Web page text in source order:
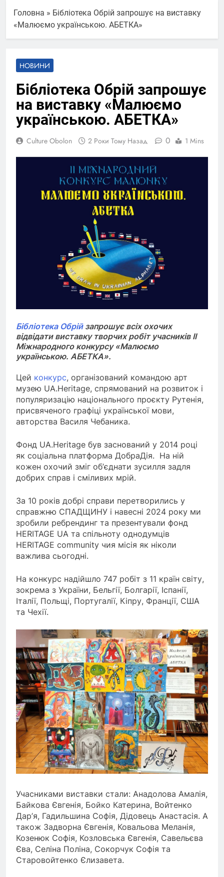
Головна » Бібліотека Обрій запрошує на виставку
«Малюємо українською. АБЕТКА»
НОВИНИ
Бібліотека Обрій запрошує
на виставку «Малюємо
українською. АБЕТКА»
Culture Obolon 2 Роки Тому Назад 0 1 Mins
Бібліотека Обрійзапрошує всіх охочих
відвідати виставку творчих робіт учасників II
Міжнародного конкурсу «Малюємо
українською. АБЕТКА».
Цей конкурс, організований командою арт
музею UA.Heritage, спрямований на розвиток і
популяризацію національного проєкту Рутенія,
присвяченого графіці української мови,
авторства Василя Чебаника.
Фонд UA.Heritage був заснований у 2014 році
як соціальна платформа ДобраДія. На ній
кожен охочий зміг об’єднати зусилля задля
добрих справ і сміливих мрій.
За 10 років добрі справи перетворились у
справжню СПАДЩИНУ і навесні 2024 року ми
зробили ребрендинг та презентували фонд
HERITAGE UA та спільноту однодумців
HERITAGE community чия місія як ніколи
важлива сьогодні.
На конкурс надійшло 747 робіт з 11 країн світу,
зокрема з України, Бельгії, Болгарії, Іспанії,
Італії, Польщі, Португалії, Кіпру, Франції, США
та Чехії.
Учасниками виставки стали: Анадолова Амалія,
Байкова Євгенія, Бойко Катерина, Войтенко
Дар’я, Гадильшина Софія, Дідовець Анастасія. А
також Задворна Євгенія, Ковальова Меланія,
Козенюк Софія, Козловська Євгенія, Савельєва
Єва, Селіна Поліна, Сокорчук Софія та
Старовойтенко Єлизавета.